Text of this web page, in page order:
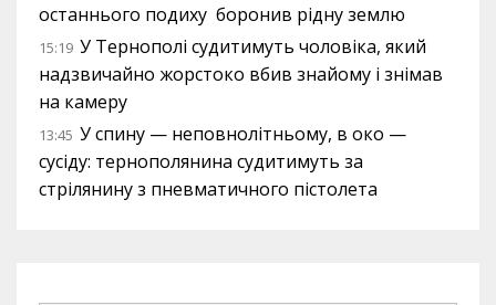
останнього подиху боронив рідну землю
15:19 У Тернополі судитимуть чоловіка, який
надзвичайно жорстоко вбив знайому і знімав
на камеру
13:45 У спину — неповнолітньому, в око —
сусіду: тернополянина судитимуть за
стрілянину з пневматичного пістолета